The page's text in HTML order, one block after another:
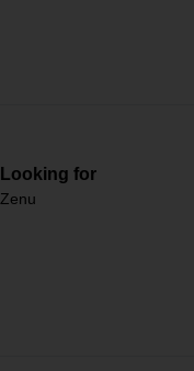
Looking for
Zenu